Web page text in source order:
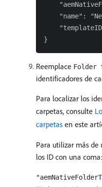
"name":
Reemplace Folder
identificadores de
Para localizar los
carpetas, consulte
carpetas en este
Para utilizar más de
los ID con una coma: